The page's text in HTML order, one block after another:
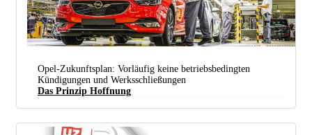
Insignia Fertigung Im Opel Werk Rüsselsheim, Februar 2017 (foto: Adam Opel Ag)
Opel-Zukunftsplan: Vorläufig keine betriebsbedingten
Kündigungen und Werksschließungen
Das Prinzip Hoffnung